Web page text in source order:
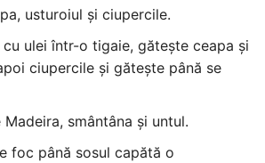
usturoiul și ciupercile.
ulei într-o tigaie, gătește ceapa și
ciupercile și gătește până se
smântâna și untul.
foc până sosul capătă o